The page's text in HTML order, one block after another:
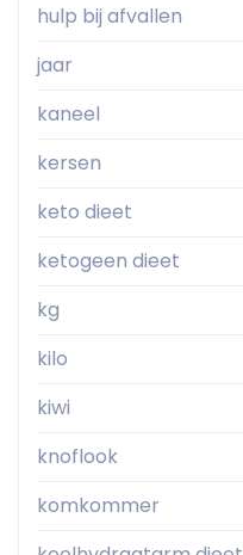
hulp bij afvallen
jaar
kaneel
kersen
keto dieet
ketogeen dieet
kg
kilo
kiwi
knoflook
komkommer